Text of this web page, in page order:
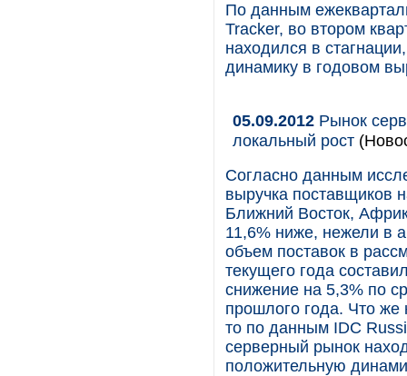
По данным
Tracker, во втором
находился в
динамику в годовом
05.09.2012 Рынок
локальный рост
Согласно данным
выручка поставщиков
Ближний Восток,
11,6% ниже, нежели в
объем поставок в
текущего года
снижение на 5,3% по
прошлого года. Что же
то по данным IDC
серверный рынок
положительную